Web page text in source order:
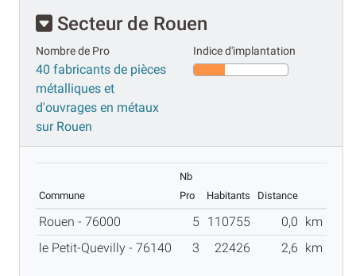
Secteur de Rouen
Nombre de Pro
40 fabricants de pièces
métalliques et
d'ouvrages en métaux
sur Rouen
Indice d'implantation
Commune
Nb
Pro
Habitants Distance
Rouen - 76000 5 110755 0,0
km
le Petit-Quevilly - 76140
3 22426 2,6 km